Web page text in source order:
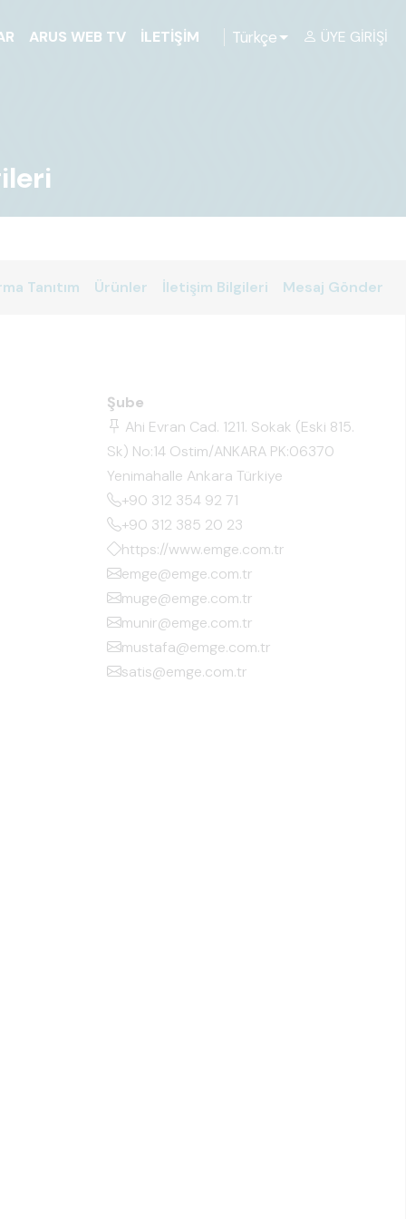
ARUS WEB TV İLETIŞIM Türkçe ÜYE GIRIŞI
Tanıtım Ürünler İletişim Bilgileri Mesaj Gönder
Şube
Ahi Evran Cad. 1211. Sokak (Eski 815.
Sk) No:14 Ostim/ANKARA PK:06370
Yenimahalle Ankara Türkiye
+90 312 354 92 71
+90 312 385 20 23
https://www.emge.com.tr
emge@emge.com.tr
muge@emge.com.tr
munir@emge.com.tr
mustafa@emge.com.tr
satis@emge.com.tr